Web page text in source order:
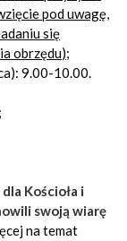
pod uwagę,
się
obrzędu);
9.00-10.00.
Kościoła i
swoją wiarę
na temat